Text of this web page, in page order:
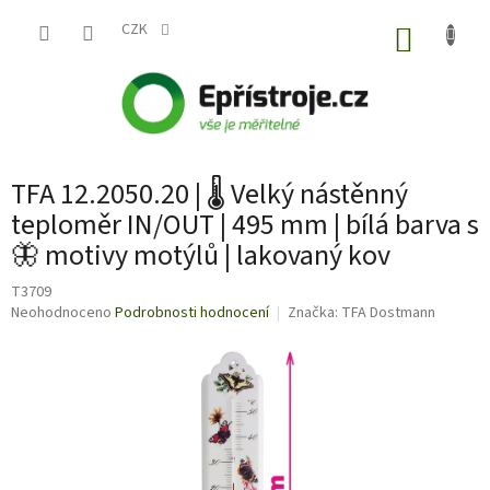
CZK
TFA 12.2050.20 | 🌡️ Velký nástěnný
teploměr IN/OUT | 495 mm | bílá barva s
🦋 motivy motýlů | lakovaný kov
T3709
Průměrné
Neohodnoceno Podrobnosti hodnocení Značka: TFA Dostmann